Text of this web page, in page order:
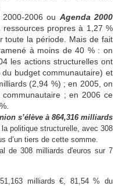
2006 ou Agenda 2000
propres à 1,27 %
toute la période. Mais de fait
à moins de 40 % : on
les actions structurelles ont
budget communautaire) et
(2,94 %) ; en 2005, on
; en 2006 ce
s’élève à 864,316 milliards
politique structurelle, avec 308
d’un tiers de cette somme.
de 308 milliards d'euros sur 7
milliards €, 81,54 % du